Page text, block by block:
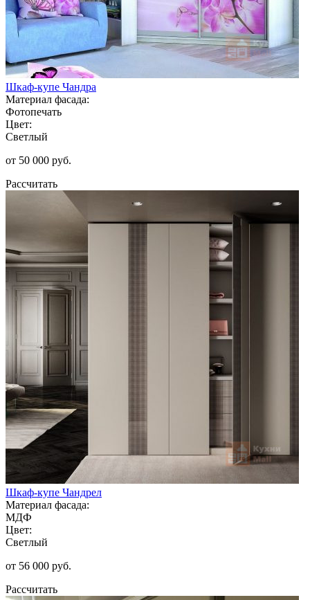
Шкаф-купе Чандра
Материал фасада:
Фотопечать
Цвет:
Светлый
от 50 000 руб.
Рассчитать
Шкаф-купе Чандрел
Материал фасада:
МДФ
Цвет:
Светлый
от 56 000 руб.
Рассчитать